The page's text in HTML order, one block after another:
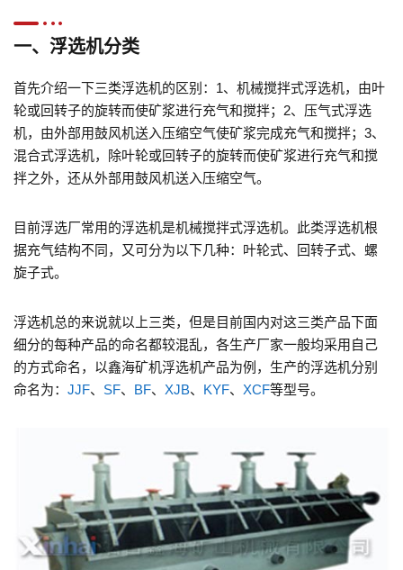
一、浮选机分类
首先介绍一下三类浮选机的区别：1、机械搅拌式浮选机，由叶
轮或回转子的旋转而使矿浆进行充气和搅拌；2、压气式浮选
机，由外部用鼓风机送入压缩空气使矿浆完成充气和搅拌；3、
混合式浮选机，除叶轮或回转子的旋转而使矿浆进行充气和搅
拌之外，还从外部用鼓风机送入压缩空气。
目前浮选厂常用的浮选机是机械搅拌式浮选机。此类浮选机根
据充气结构不同，又可分为以下几种：叶轮式、回转子式、螺
旋子式。
浮选机总的来说就以上三类，但是目前国内对这三类产品下面
细分的每种产品的命名都较混乱，各生产厂家一般均采用自己
的方式命名，以鑫海矿机浮选机产品为例，生产的浮选机分别
命名为： JJF、 SF、 BF、 XJB、 KYF、 XCF等型号。